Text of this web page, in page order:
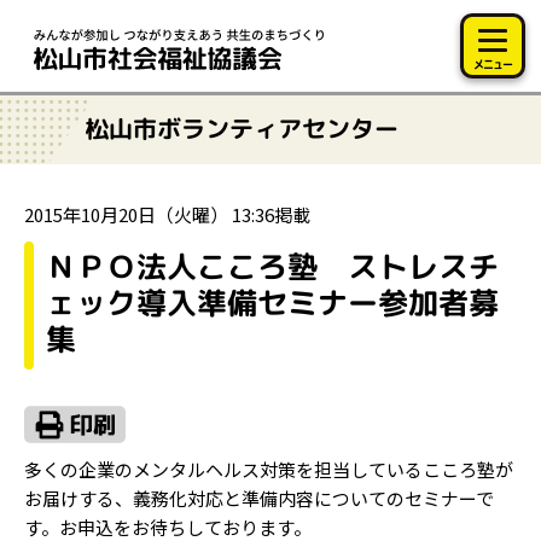
メニュー
松山市ボランティアセンター
2015年10月20日（火曜） 13:36掲載
ＮＰＯ法人こころ塾 ストレスチ
ェック導入準備セミナー参加者募
集
多くの企業のメンタルヘルス対策を担当しているこころ塾が
お届けする、義務化対応と準備内容についてのセミナーで
す。お申込をお待ちしております。